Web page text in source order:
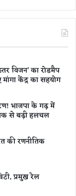
विजन’ का रोडमैप
केंद्र का सहयोग
भाजपा के गढ़ में
से बढ़ी हलचल
की रणनीतिक
प्रमुख रेल